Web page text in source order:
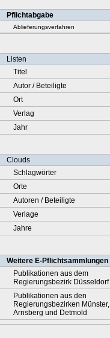
Pflichtabgabe
Ablieferungsverfahren
Listen
Titel
Autor / Beteiligte
Ort
Verlag
Jahr
Clouds
Schlagwörter
Orte
Autoren / Beteiligte
Verlage
Jahre
Weitere E-Pflichtsammlungen
Publikationen aus dem
Regierungsbezirk Düsseldorf
Publikationen aus den
Regierungsbezirken Münster,
Arnsberg und Detmold